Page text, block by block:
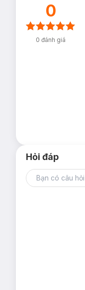
0
0 đánh giá
Hỏi đáp